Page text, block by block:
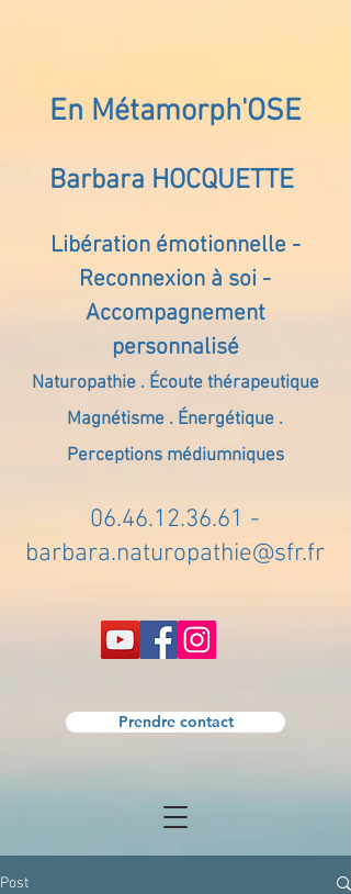
En Métamorph'OSE
Barbara HOCQUETTE
Libération émotionnelle -
Reconnexion à soi -
Accompagnement
personnalisé
Naturopathie . Écoute thérapeutique
Magnétisme . Énergétique .
Perceptions médiumniques
06.46.12.36.61 -
barbara.naturopathie@sfr.fr
Prendre contact
Post